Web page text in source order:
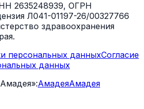
2635248939, ОГРН
Л041-01197-26/00327766
здравоохранения
персональных данныхСогласие
данных
АмадеяАмадея